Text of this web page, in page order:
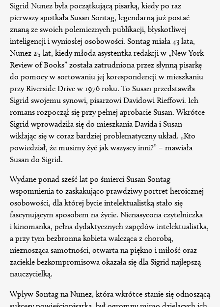
Sigrid Nunez była początkującą pisarką, kiedy po raz
pierwszy spotkała Susan Sontag, legendarną już postać
znaną ze swoich polemicznych publikacji, błyskotliwej
inteligencji i wyniosłej osobowości. Sontag miała 43 lata,
Nunez 25 lat, kiedy młoda asystentka redakcji w „New York
Review of Books” została zatrudniona przez słynną pisarkę
do pomocy w sortowaniu jej korespondencji w mieszkaniu
przy Riverside Drive w 1976 roku. To Susan przedstawiła
Sigrid swojemu synowi, pisarzowi Davidowi Rieffowi. Ich
romans rozpoczął się przy pełnej aprobacie Susan. Wkrótce
Sigrid wprowadziła się do mieszkania Davida i Susan
wikłając się w coraz bardziej problematyczny układ. „Kto
powiedział, że musimy żyć jak wszyscy inni?” – mawiała
Susan do Sigrid.
Wydane ponad sześć lat po śmierci Susan Sontag
wspomnienia to zaskakująco prawdziwy portret heroicznej
osobowości, dla której bycie intelektualistką stało się
fascynującym sposobem na życie. Nienasycona czytelniczka
i kinomanka, pełna dydaktycznych zapędów intelektualistka,
a przy tym bezbronna kobieta walcząca z chorobą,
nieznosząca samotności, otwarta na piękno i miłość oraz
zaciekle bezkompromisowa okazała się dla Sigrid najlepszą
nauczycielką.
Wpływ Sontag na Nunez, która wkrótce stanie się odnoszącą